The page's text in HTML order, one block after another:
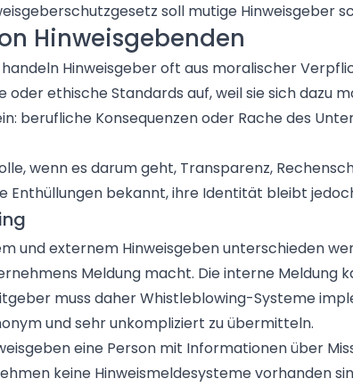
soll mutige Hinweisgeber
Hinweisgebenden
Hinweisgeber oft aus moralischer
oder ethische Standards auf, weil sie sich dazu
berufliche Konsequenzen oder Rache des
wenn es darum geht, Transparenz,
Enthüllungen bekannt, ihre Identität bleibt
und externem Hinweisgeben unterschieden
Meldung macht. Die interne Meldung
muss daher Whistleblowing-Systeme
und sehr unkompliziert zu übermitteln.
eine Person mit Informationen über
keine Hinweismeldesysteme vorhanden